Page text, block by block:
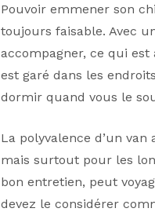
Pouvoir emmener son
toujours faisable. Avec
accompagner, ce qui
est garé dans les
dormir quand vous le
La polyvalence d’un
mais surtout pour les
bon entretien, peut
devez le considérer